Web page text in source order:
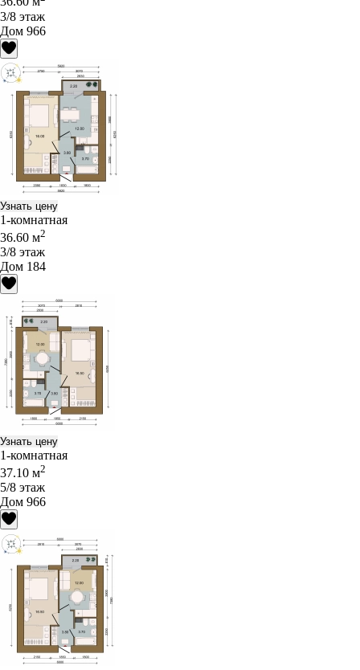
3/8 этаж
Дом 966
Узнать цену
1-комнатная
36.60 м2
3/8 этаж
Дом 184
Узнать цену
1-комнатная
37.10 м2
5/8 этаж
Дом 966